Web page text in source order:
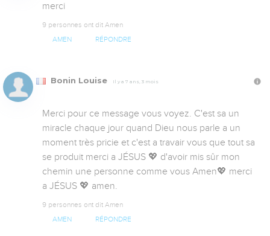
merci
9 personnes ont dit Amen
AMEN RÉPONDRE
Bonin Louise Il y a 7 ans, 3 mois
Merci pour ce message vous voyez. C'est sa un
miracle chaque jour quand Dieu nous parle a un
moment très pricie et c'est a travair vous que tout sa
se produit merci a JÉSUS 💖 d'avoir mis sûr mon
chemin une personne comme vous Amen💖 merci
a JÉSUS 💖 amen.
9 personnes ont dit Amen
AMEN RÉPONDRE